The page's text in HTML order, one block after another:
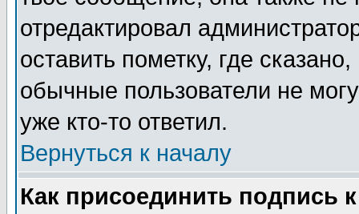
отредактировал
оставить пометку, где
обычные пользователи не
уже кто-то ответил.
Вернуться к началу
Как присоединить подпись